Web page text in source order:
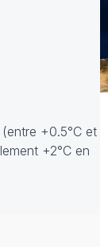
+0.5°C et
+2°C en